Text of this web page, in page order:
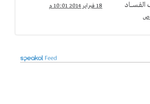
الفـســــاد
18 فبراير 2014 10:01 م